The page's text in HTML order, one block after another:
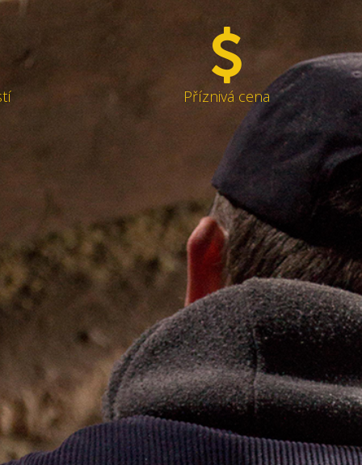
Příznivá cena